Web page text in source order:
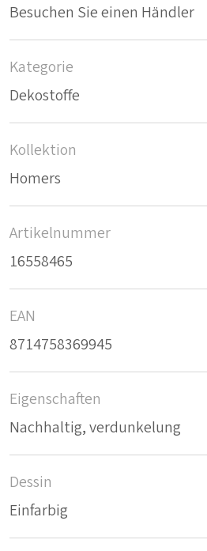
Besuchen Sie einen Händler
Kategorie
Dekostoffe
Kollektion
Homers
Artikelnummer
16558465
EAN
8714758369945
Eigenschaften
Nachhaltig, verdunkelung
Dessin
Einfarbig